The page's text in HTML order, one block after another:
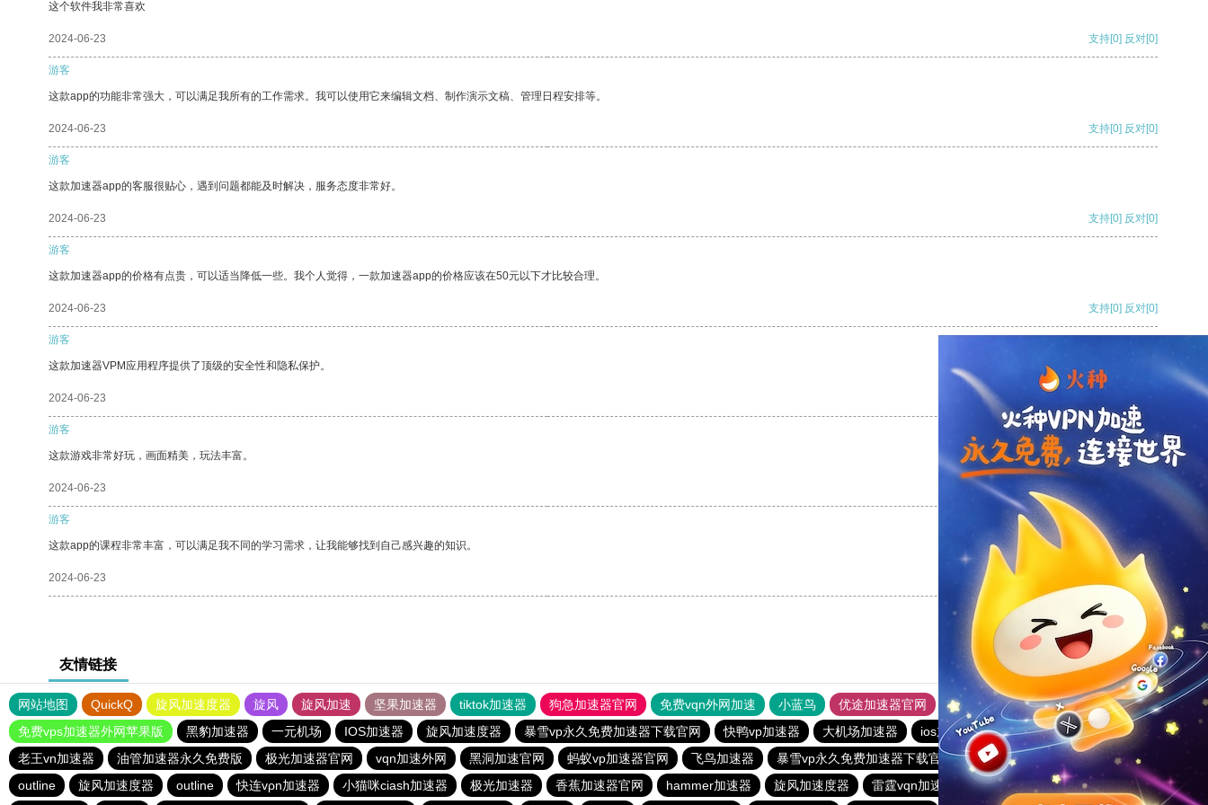
这个软件我非常喜欢
2024-06-23 支持[0] 反对[0]
游客
这款app的功能非常强大，可以满足我所有的工作需求。我可以使用它来编辑文档、制作演示文稿、管理日程安排等。
2024-06-23 支持[0] 反对[0]
游客
这款加速器app的客服很贴心，遇到问题都能及时解决，服务态度非常好。
2024-06-23 支持[0] 反对[0]
游客
这款加速器app的价格有点贵，可以适当降低一些。我个人觉得，一款加速器app的价格应该在50元以下才比较合理。
2024-06-23 支持[0] 反对[0]
游客
这款加速器VPM应用程序提供了顶级的安全性和隐私保护。
2024-06-23
游客
这款游戏非常好玩，画面精美，玩法丰富。
2024-06-23 反对
游客
这款app的课程非常丰富，可以满足我不同的学习需求，让我能够找到自己感兴趣的知识。
2024-06-23 反对[0]
友情链接
网站地图 QuickQ 旋风加速度器 旋风 旋风加速 坚果加速器 tiktok加速器 狗急加速器官网 免费vqn外网加速 小蓝鸟 优途加速器官网 风驰加速器 旋风加速器
八戒看书
免费vps加速器外网苹果版
黑豹加速器 一元机场 IOS加速器 旋风加速度器 暴雪vp永久免费加速器下载官网 快鸭vp加速器 大机场加速器 ios加速器 telegeram苹果加速器
outline
老王vn加速器
油管加速器永久免费版 极光加速器官网 vqn加速外网 黑洞加速官网 蚂蚁vp加速器官网 飞鸟加速器 暴雪vp永久免费加速器下载官网 老王vqn加速
红海pro加速器
outline
旋风加速度器 outline 快连vρn加速器 小猫咪ciash加速器 极光加速器 香蕉加速器官网 hammer加速器 旋风加速度器 雷霆vqn加速官网 快联加速器
加速器哪个好用